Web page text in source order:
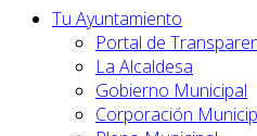
Tu Ayuntamiento
Portal de
La Alcaldesa
Gobierno Municipal
Corporación